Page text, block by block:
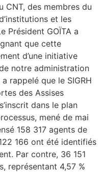
CNT, des membres du
et les
Président GOÏTA a
que cette
d’une initiative
notre administration
rappelé que le SIGRH
des Assises
dans le plan
mené de mai
158 317 agents de
166 ont été identifiés
Par contre, 36 151
représentant 4,57 %